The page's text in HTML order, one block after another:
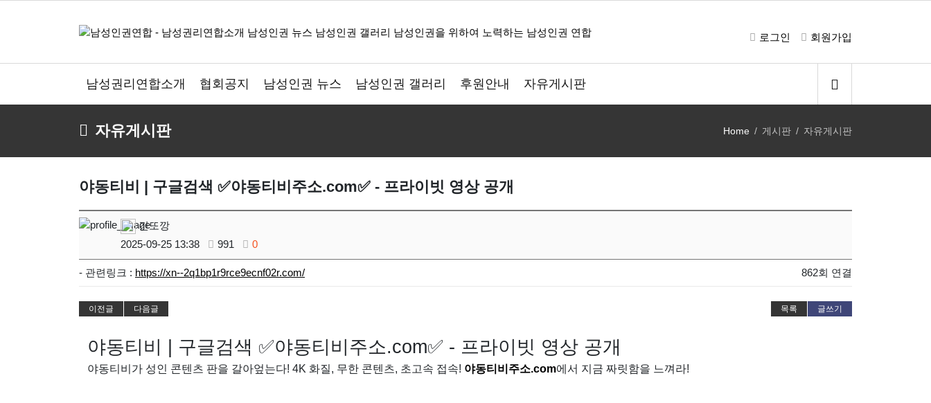
로그인 회원가입
남성권리연합소개 협회공지 남성인권 뉴스 남성인권 갤러리 후원안내 자유게시판
자유게시판 Home 게시판 자유게시판
야동티비 | 구글검색 ✅야동티비주소.com✅ - 프라이빗 영상 공개
긴또깡
2025-09-25 13:38
991 0
- 관련링크 : https://xn--2q1bp1r9rce9ecnf02r.com/ 862회 연결
이전글 다음글 목록 글쓰기
야동티비 | 구글검색 ✅야동티비주소.com✅ - 프라이빗 영상 공개
야동티비가 성인 콘텐츠 판을 갈아엎는다! 4K 화질, 무한 콘텐츠, 초고속 접속! 야동티비주소.com에서 지금 짜릿함을 느껴라!